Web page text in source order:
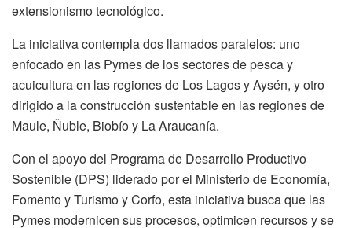
extensionismo tecnológico.
La iniciativa contempla dos llamados paralelos: uno
enfocado en las Pymes de los sectores de pesca y
acuicultura en las regiones de Los Lagos y Aysén, y otro
dirigido a la construcción sustentable en las regiones de
Maule, Ñuble, Biobío y La Araucanía.
Con el apoyo del Programa de Desarrollo Productivo
Sostenible (DPS) liderado por el Ministerio de Economía,
Fomento y Turismo y Corfo, esta iniciativa busca que las
Pymes modernicen sus procesos, optimicen recursos y se